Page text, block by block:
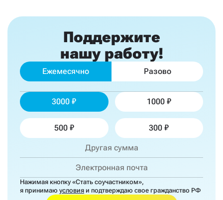
Поддержите
нашу работу!
Ежемесячно Разово
3000 1000
500 300
Нажимая кнопку «Стать соучастником»,
я принимаю условия и подтверждаю свое гражданство РФ